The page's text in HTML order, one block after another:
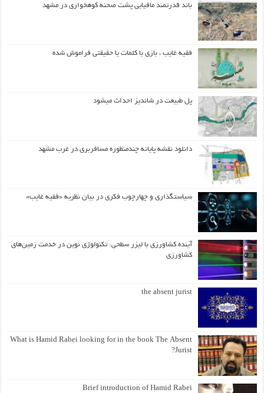
باند قدرتمند مافیایی پشت صحنه کوهخواری در مشهد
فقیه غایب ، بازی با کلمات یا حقیقتی فراموش شده
پل طبیعت در شاندیز احداث میشود
دانلود نقشه پایانه چندمنظوره مسافربری در غرب مشهد
سیاستگذاری و چهارچوب فکری در بیان نظریه «فقیه غایب»
آینده کشاورزی با لیزر سطحی: تکنولوژی نوین در خدمت زمین‌های
کشاورزی
the absent jurist
What is Hamid Rabei looking for in the book The Absent
Jurist?
Brief introduction of Hamid Rabei